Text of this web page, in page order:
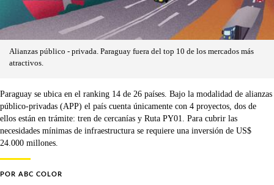
Alianzas público - privada. Paraguay fuera del top 10 de los mercados más
atractivos.
Paraguay se ubica en el ranking 14 de 26 países. Bajo la modalidad de alianzas
público-privadas (APP) el país cuenta únicamente con 4 proyectos, dos de
ellos están en trámite: tren de cercanías y Ruta PY01. Para cubrir las
necesidades mínimas de infraestructura se requiere una inversión de US$
24.000 millones.
POR ABC COLOR